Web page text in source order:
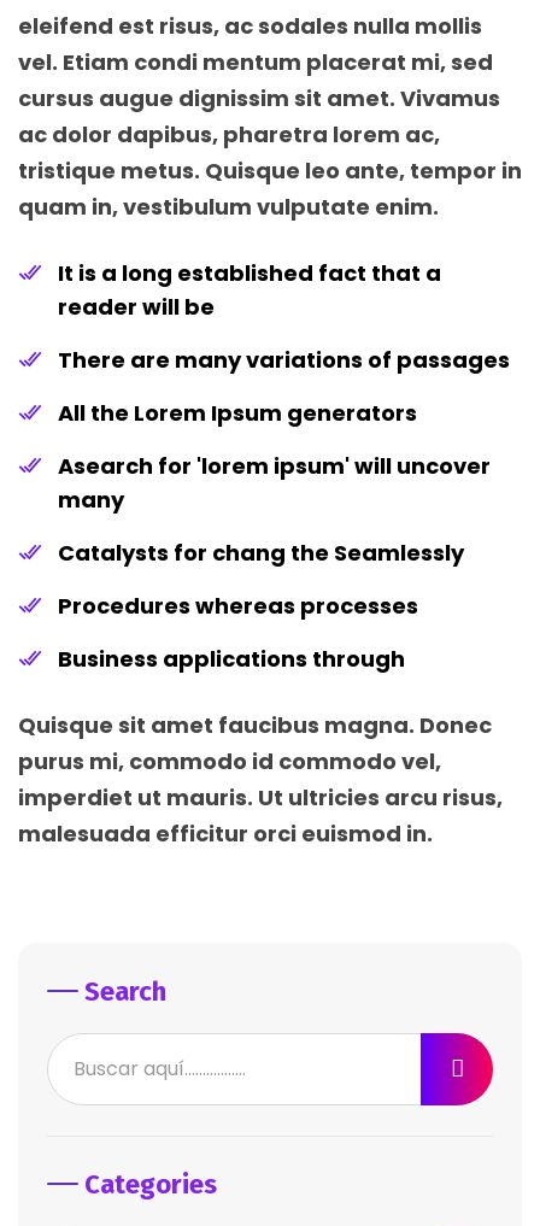
eleifend est risus, ac sodales nulla mollis
vel. Etiam condi mentum placerat mi, sed
cursus augue dignissim sit amet. Vivamus
ac dolor dapibus, pharetra lorem ac,
tristique metus. Quisque leo ante, tempor in
quam in, vestibulum vulputate enim.
It is a long established fact that a
reader will be
There are many variations of passages
All the Lorem Ipsum generators
Asearch for 'lorem ipsum' will uncover
many
Catalysts for chang the Seamlessly
Procedures whereas processes
Business applications through
Quisque sit amet faucibus magna. Donec
purus mi, commodo id commodo vel,
imperdiet ut mauris. Ut ultricies arcu risus,
malesuada efficitur orci euismod in.
Search
Categories